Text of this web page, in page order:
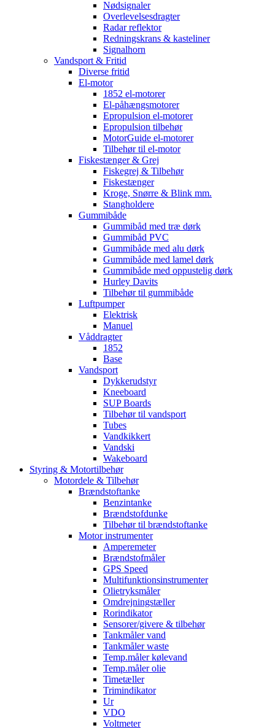
Nødsignaler
Overlevelsesdragter
Radar reflektor
Redningskrans & kasteliner
Signalhorn
Vandsport & Fritid
Diverse fritid
El-motor
1852 el-motorer
El-påhængsmotorer
Epropulsion el-motorer
Epropulsion tilbehør
MotorGuide el-motorer
Tilbehør til el-motor
Fiskestænger & Grej
Fiskegrej & Tilbehør
Fiskestænger
Kroge, Snørre & Blink mm.
Stangholdere
Gummibåde
Gummibåd med træ dørk
Gummibåd PVC
Gummibåde med alu dørk
Gummibåde med lamel dørk
Gummibåde med oppustelig dørk
Hurley Davits
Tilbehør til gummibåde
Luftpumper
Elektrisk
Manuel
Våddragter
1852
Base
Vandsport
Dykkerudstyr
Kneeboard
SUP Boards
Tilbehør til vandsport
Tubes
Vandkikkert
Vandski
Wakeboard
Styring & Motortilbehør
Motordele & Tilbehør
Brændstoftanke
Benzintanke
Brændstofdunke
Tilbehør til brændstoftanke
Motor instrumenter
Amperemeter
Brændstofmåler
GPS Speed
Multifunktionsinstrumenter
Olietryksmåler
Omdrejningstæller
Rorindikator
Sensorer/givere & tilbehør
Tankmåler vand
Tankmåler waste
Temp.måler kølevand
Temp.måler olie
Timetæller
Trimindikator
Ur
VDO
Voltmeter